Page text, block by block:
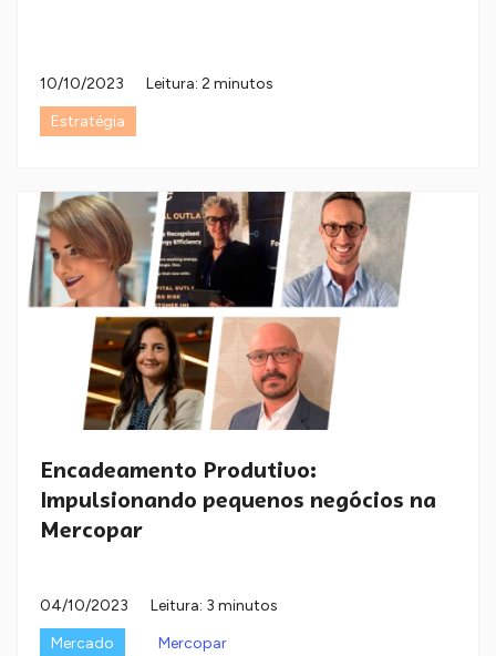
10/10/2023
Leitura: 2 minutos
Estratégia
Encadeamento Produtivo:
Impulsionando pequenos negócios na
Mercopar
04/10/2023
Leitura: 3 minutos
Mercado
Mercopar